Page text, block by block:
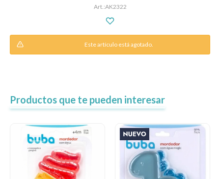
AK2322
Este artículo está agotado.
Productos que te pueden interesar
Paseo y seguridad
Textiles